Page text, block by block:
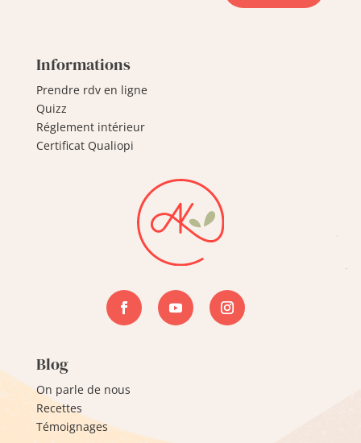
Informations
Prendre rdv en ligne
Quizz
Réglement intérieur
Certificat Qualiopi
Blog
On parle de nous
Recettes
Témoignages